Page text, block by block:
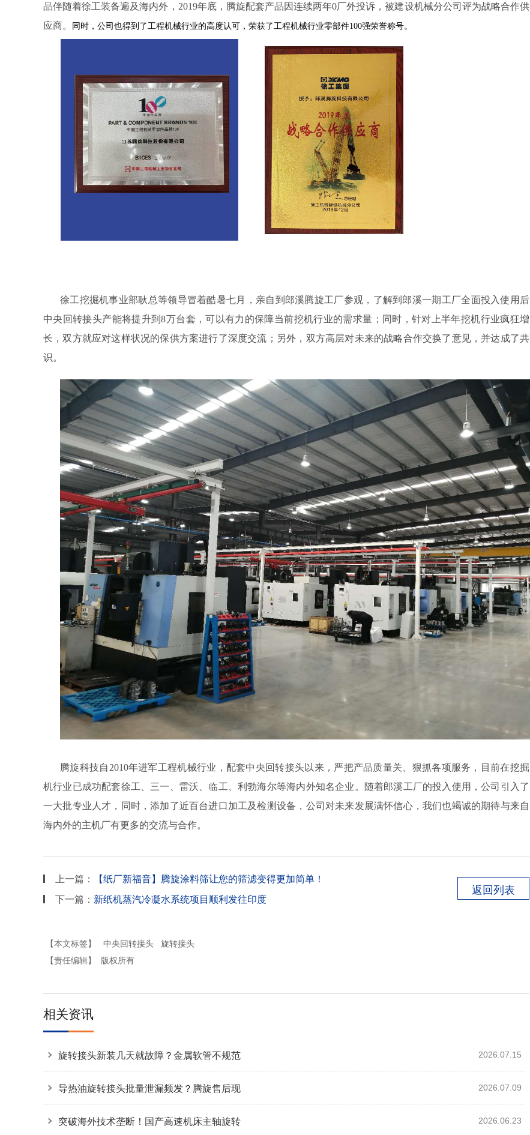
品伴随着徐工装备遍及海内外， 2019年底，腾旋配套产品因连续两年0厂外投诉，被建设机械分公司评为战略合作供
应商。
同时，公司也得到了工程机械行业的高度认可，荣获了工程机械行业零部件100强荣誉称号。
徐工挖掘机事业部耿总等领导冒着酷暑七月，亲自到郎溪腾旋工厂参观，了解到郎溪一期工厂全面投入使用后
中央回转接头产能将提升到8万台套，可以有力的保障当前挖机行业的需求量；同时，针对上半年挖机行业疯狂增
长，双方就应对这样状况的保供方案进行了深度交流；另外，双方高层对未来的战略合作交换了意见，并达成了共
识。
腾旋科技自 2010年进军工程机械行业，配套中央回转接头以来，严把产品质量关、狠抓各项服务，目前在挖掘
机行业已成功配套徐工、三一、雷沃、临工、利勃海尔等海内外知名企业。随着郎溪工厂的投入使用，公司引入了
一大批专业人才，同时，添加了近百台进口加工及检测设备，公司对未来发展满怀信心，我们也竭诚的期待与来自
海内外的主机厂有更多的交流与合作。
上一篇：
【纸厂新福音】腾旋涂料筛让您的筛滤变得更加简单！
下一篇： 新纸机蒸汽冷凝水系统项目顺利发往印度
返回列表
【本文标签】 中央回转接头 旋转接头
【责任编辑】
版权所有
相关资讯
旋转接头新装几天就故障？金属软管不规范
安装是主因
2026.07.15
导热油旋转接头批量泄漏频发？腾旋售后现
场拆解揭秘两大核心诱因
2026.07.09
突破海外技术垄断！国产高速机床主轴旋转 2026.06.23